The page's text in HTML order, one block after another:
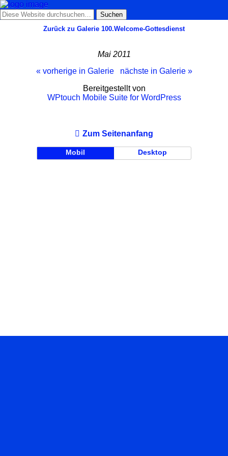
Zurück zu Galerie 100.Welcome-Gottesdienst
Mai 2011
« vorherige in Galerie
nächste in Galerie »
Bereitgestellt von
WPtouch Mobile Suite for WordPress
Zum Seitenanfang
Mobil Desktop